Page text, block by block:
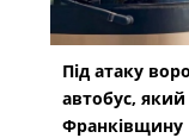
Під атаку
автобус, який
Франківщину